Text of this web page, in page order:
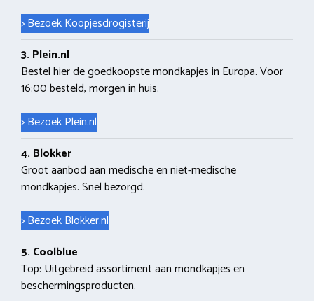
> Bezoek Koopjesdrogisterij
3. Plein.nl
Bestel hier de goedkoopste mondkapjes in Europa. Voor
16:00 besteld, morgen in huis.
> Bezoek Plein.nl
4. Blokker
Groot aanbod aan medische en niet-medische
mondkapjes. Snel bezorgd.
> Bezoek Blokker.nl
5. Coolblue
Top: Uitgebreid assortiment aan mondkapjes en
beschermingsproducten.